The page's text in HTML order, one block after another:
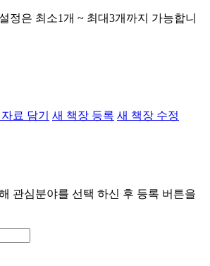
정은 최소1개 ~ 최대3개까지 가능합니
료 담기 새 책장 등록 새 책장 수정
관심분야를 선택 하신 후 등록 버튼을